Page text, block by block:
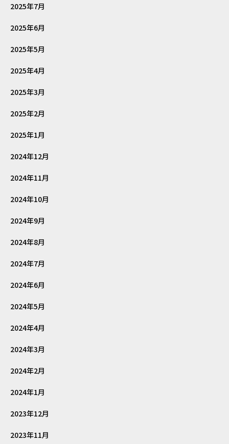
2025年7月
2025年6月
2025年5月
2025年4月
2025年3月
2025年2月
2025年1月
2024年12月
2024年11月
2024年10月
2024年9月
2024年8月
2024年7月
2024年6月
2024年5月
2024年4月
2024年3月
2024年2月
2024年1月
2023年12月
2023年11月